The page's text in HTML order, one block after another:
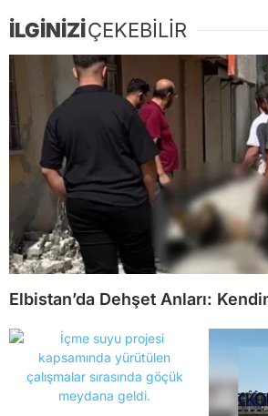
İLGİNİZİÇEKEBİLİR
Elbistan’da Dehşet Anları: